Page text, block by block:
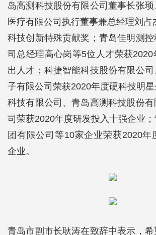
岛高测科技股份有限公司董事长张
医疗有限公司执行董事兼总经理刘占
科技创新特殊贡献奖；青岛佳明测
司总经理高心岗等5位人才荣获
出人才；科捷智能科技股份有限公
子有限公司荣获2020年度硬科技明
科技有限公司、青岛高测科技股份
司荣获2020年度研发投入十强企业
团有限公司等10家企业荣获2020年
企业。
青岛市副市长耿涛在致辞中表示，